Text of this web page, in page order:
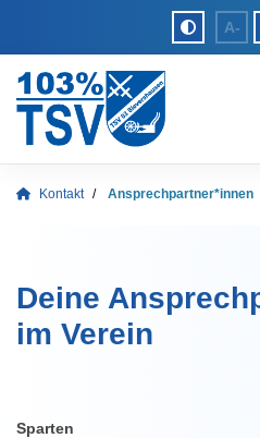
A-
Kontakt Ansprechpartner*innen
Deine
im Verein
Sparten